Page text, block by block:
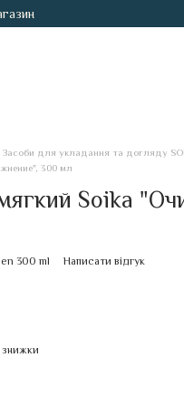
Засоби для укладання та догляду
300 мл
Soika
300 ml Написати відгук
знижки